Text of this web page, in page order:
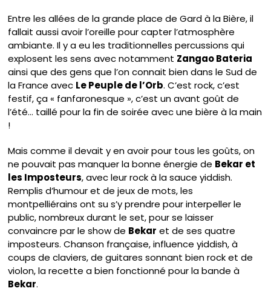
Entre les allées de la grande place de Gard à la Bière, il
fallait aussi avoir l’oreille pour capter l’atmosphère
ambiante. Il y a eu les traditionnelles percussions qui
explosent les sens avec notamment Zangao Bateria
ainsi que des gens que l’on connait bien dans le Sud de
la France avec Le Peuple de l’Orb. C’est rock, c’est
festif, ça « fanfaronesque », c’est un avant goût de
l’été… taillé pour la fin de soirée avec une bière à la main
!
Mais comme il devait y en avoir pour tous les goûts, on
ne pouvait pas manquer la bonne énergie de Bekar et
les Imposteurs, avec leur rock à la sauce yiddish.
Remplis d’humour et de jeux de mots, les
montpelliérains ont su s’y prendre pour interpeller le
public, nombreux durant le set, pour se laisser
convaincre par le show de Bekar et de ses quatre
imposteurs. Chanson française, influence yiddish, à
coups de claviers, de guitares sonnant bien rock et de
violon, la recette a bien fonctionné pour la bande à
Bekar.